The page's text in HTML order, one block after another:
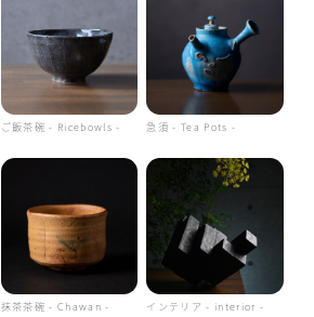
ご飯茶碗 - Ricebowls - 急須 - Tea Pots -
抹茶茶碗 - Chawan - インテリア - interior -